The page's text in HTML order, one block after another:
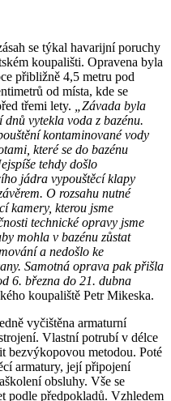
se týkal havarijní poruchy
koupališti. Opravena byla
přibližně 4,5 metru pod
od místa, kde se
třemi lety.
„Závada byla
vytekla voda z bazénu.
kontaminované vody
které se do bazénu
tehdy došlo
jádra vypouštěcí klapy
O rozsahu nutné
kamery, kterou jsme
technické opravy jsme
mohla v bazénu zůstat
a nedošlo ke
Samotná oprava pak přišla
6. března do 21. dubna
koupaliště Petr Mikeska.
vyčištěna armaturní
Vlastní potrubí v délce
bezvýkopovou metodou. Poté
armatury, její připojení
obsluhy. Vše se
podle předpokladů. Vzhledem